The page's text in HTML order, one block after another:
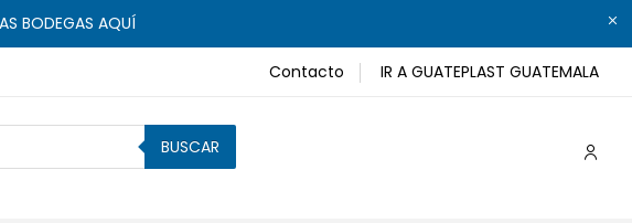
BODEGAS AQUÍ
Contacto IR A GUATEPLAST GUATEMALA
BUSCAR